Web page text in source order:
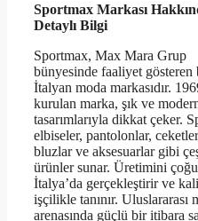
Sportmax Markası
Detaylı Bilgi
Sportmax, Max Mara Grup
bünyesinde faaliyet gösteren
İtalyan moda markasıdır.
kurulan marka, şık ve
tasarımlarıyla dikkat çeker.
elbiseler, pantolonlar,
bluzlar ve aksesuarlar gibi
ürünler sunar. Üretimini
İtalya’da gerçekleştirir ve
işçilikle tanınır. Uluslararası
arenasında güçlü bir itibara